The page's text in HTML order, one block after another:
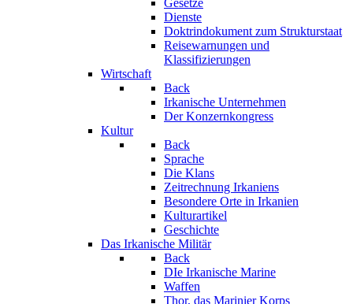
Gesetze
Dienste
Doktrindokument zum Strukturstaat
Reisewarnungen und
Klassifizierungen
Wirtschaft
Back
Irkanische Unternehmen
Der Konzernkongress
Kultur
Back
Sprache
Die Klans
Zeitrechnung Irkaniens
Besondere Orte in Irkanien
Kulturartikel
Geschichte
Das Irkanische Militär
Back
DIe Irkanische Marine
Waffen
Thor, das Marinier Korps